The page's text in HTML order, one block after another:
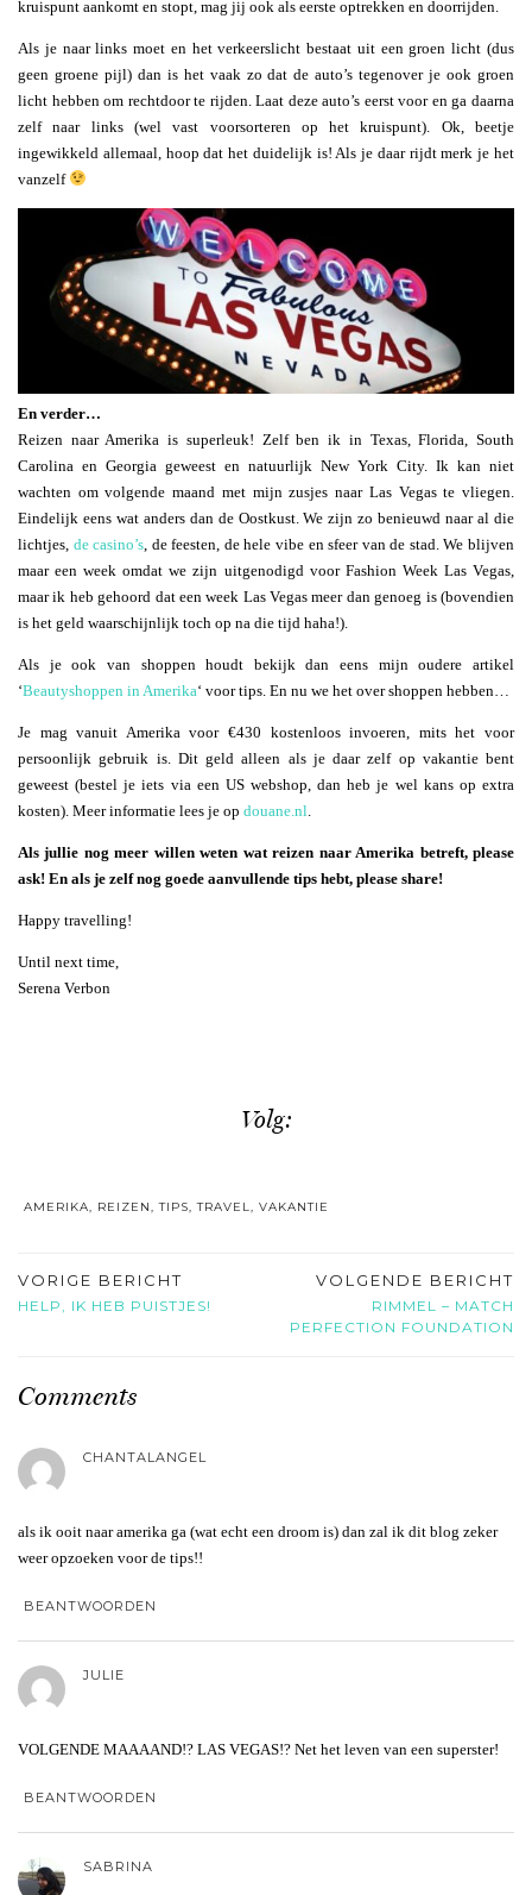
kruispunt aankomt en stopt, mag jij ook als eerste optrekken en doorrijden.
Als je naar links moet en het verkeerslicht bestaat uit een groen licht (dus
geen groene pijl) dan is het vaak zo dat de auto’s tegenover je ook groen
licht hebben om rechtdoor te rijden. Laat deze auto’s eerst voor en ga daarna
zelf naar links (wel vast voorsorteren op het kruispunt). Ok, beetje
ingewikkeld allemaal, hoop dat het duidelijk is! Als je daar rijdt merk je het
vanzelf
En verder…
Reizen naar Amerika is superleuk! Zelf ben ik in Texas, Florida, South
Carolina en Georgia geweest en natuurlijk New York City. Ik kan niet
wachten om volgende maand met mijn zusjes naar Las Vegas te vliegen.
Eindelijk eens wat anders dan de Oostkust. We zijn zo benieuwd naar al die
lichtjes, de casino’s, de feesten, de hele vibe en sfeer van de stad. We blijven
maar een week omdat we zijn uitgenodigd voor Fashion Week Las Vegas,
maar ik heb gehoord dat een week Las Vegas meer dan genoeg is (bovendien
is het geld waarschijnlijk toch op na die tijd haha!).
Als je ook van shoppen houdt bekijk dan eens mijn oudere artikel
‘Beautyshoppen in Amerika‘ voor tips. En nu we het over shoppen hebben…
Je mag vanuit Amerika voor €430 kostenloos invoeren, mits het voor
persoonlijk gebruik is. Dit geld alleen als je daar zelf op vakantie bent
geweest (bestel je iets via een US webshop, dan heb je wel kans op extra
kosten). Meer informatie lees je op douane.nl.
Als jullie nog meer willen weten wat reizen naar Amerika betreft, please
ask! En als je zelf nog goede aanvullende tips hebt, please share!
Happy travelling!
Until next time,
Serena Verbon
Volg:
AMERIKA, REIZEN,TIPS,TRAVEL, VAKANTIE
VORIGE BERICHT
HELP, IK HEB PUISTJES!
VOLGENDE BERICHT
RIMMEL – MATCH
PERFECTION FOUNDATION
Comments
CHANTALANGEL
als ik ooit naar amerika ga (wat echt een droom is) dan zal ik dit blog zeker
weer opzoeken voor de tips!!
BEANTWOORDEN
JULIE
VOLGENDE MAAAAND!? LAS VEGAS!? Net het leven van een superster!
BEANTWOORDEN
SABRINA